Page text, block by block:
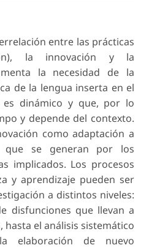
entre las prácticas
la innovación y la
la necesidad de la
de la lengua inserta en el
es dinámico y que, por lo
y depende del contexto.
como adaptación a
que se generan por los
implicados. Los procesos
y aprendizaje pueden ser
a distintos niveles:
disfunciones que llevan a
hasta el análisis sistemático
elaboración de nuevo